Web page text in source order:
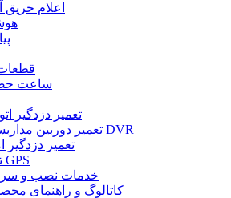
اعلام حریق
قطعات
ساعت
تعمیر دزدگیر
تعمیر دوربین مداربسته و DVR
تعمیر دزدگیر
تعمیر GPS
خدمات نصب و
کاتالوگ و راهنمای